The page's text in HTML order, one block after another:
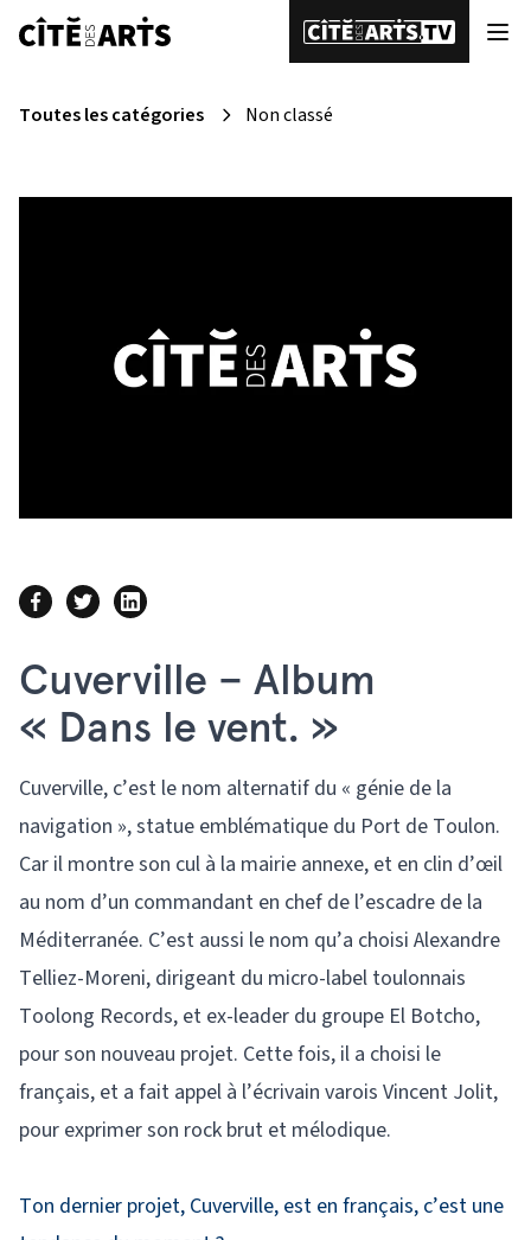
Toutes les catégories Non classé
Cuverville – Album
« Dans le vent. »
Cuverville, c’est le nom alternatif du « génie de la
navigation », statue emblématique du Port de Toulon.
Car il montre son cul à la mairie annexe, et en clin d’œil
au nom d’un commandant en chef de l’escadre de la
Méditerranée. C’est aussi le nom qu’a choisi Alexandre
Telliez-Moreni, dirigeant du micro-label toulonnais
Toolong Records, et ex-leader du groupe El Botcho,
pour son nouveau projet. Cette fois, il a choisi le
français, et a fait appel à l’écrivain varois Vincent Jolit,
pour exprimer son rock brut et mélodique.
Ton dernier projet, Cuverville, est en français, c’est une